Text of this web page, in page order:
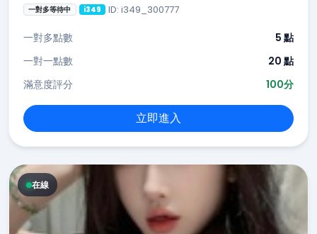
一對多等待中 i349 ID: i349_300777
一對多點數
5 點
一對一點數
20 點
滿意度評分
100分
立即進入
在線